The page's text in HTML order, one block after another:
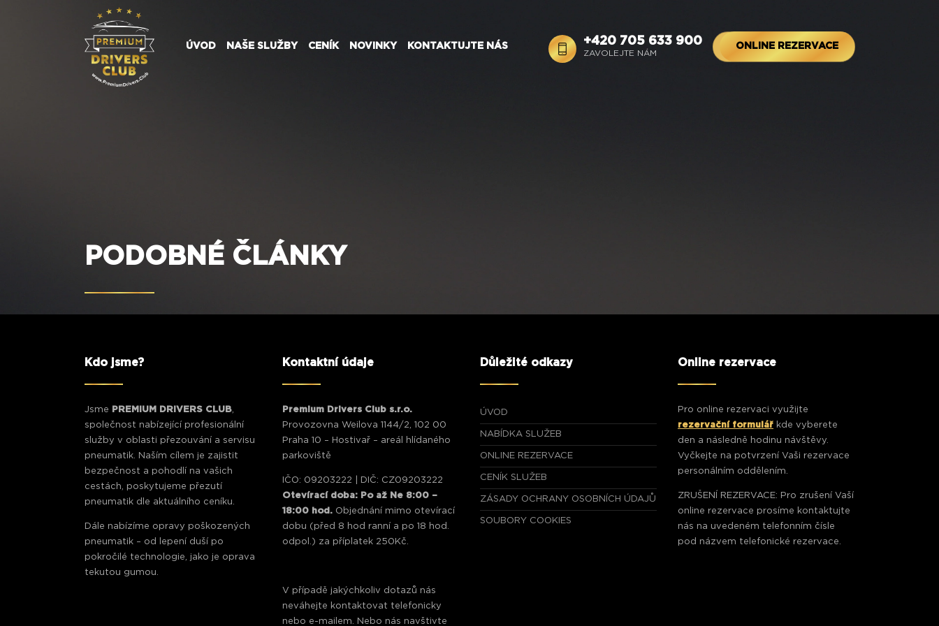
ÚVOD NAŠE SLUŽBY CENÍK NOVINKY KONTAKTUJTE NÁS +420 705 633 900
ZAVOLEJTE NÁM
ONLINE REZERVACE
PODOBNÉ ČLÁNKY
Kdo jsme?
Jsme PREMIUM DRIVERS CLUB,
společnost nabízející profesionální
služby v oblasti přezouvání a servisu
pneumatik. Naším cílem je zajistit
bezpečnost a pohodlí na vašich
cestách, poskytujeme přezutí
pneumatik dle aktuálního ceníku.
Dále nabízíme opravy poškozených
pneumatik – od lepení duší po
pokročilé technologie, jako je oprava
tekutou gumou.
Kontaktní údaje
Premium Drivers Club s.r.o.
Provozovna Weilova 1144/2, 102 00
Praha 10 – Hostivař – areál hlídaného
parkoviště
IČO: 09203222 | DIČ: CZ09203222
Otevírací doba: Po až Ne 8:00 –
18:00 hod. Objednání mimo otevírací
dobu (před 8 hod ranní a po 18 hod.
odpol.) za příplatek 250Kč.
V případě jakýchkoliv dotazů nás
neváhejte kontaktovat telefonicky
nebo e-mailem. Nebo nás navštivte
Důležité odkazy
ÚVOD
NABÍDKA SLUŽEB
ONLINE REZERVACE
CENÍK SLUŽEB
ZÁSADY OCHRANY OSOBNÍCH ÚDAJŮ
SOUBORY COOKIES
Online rezervace
Pro online rezervaci využijte
rezervační formulář kde vyberete
den a následně hodinu návštěvy.
Vyčkejte na potvrzení Vaši rezervace
personálním oddělením.
ZRUŠENÍ REZERVACE: Pro zrušení Vaší
online rezervace prosíme kontaktujte
nás na uvedeném telefonním čísle
pod názvem telefonické rezervace.